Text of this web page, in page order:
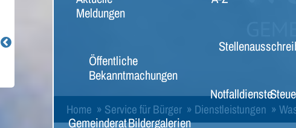
Meldungen
Öffentliche
Bekanntmachungen
GemeinderatBildergalerien
Notfalldienste
Home » Service für Bürger » Dienstleistungen »